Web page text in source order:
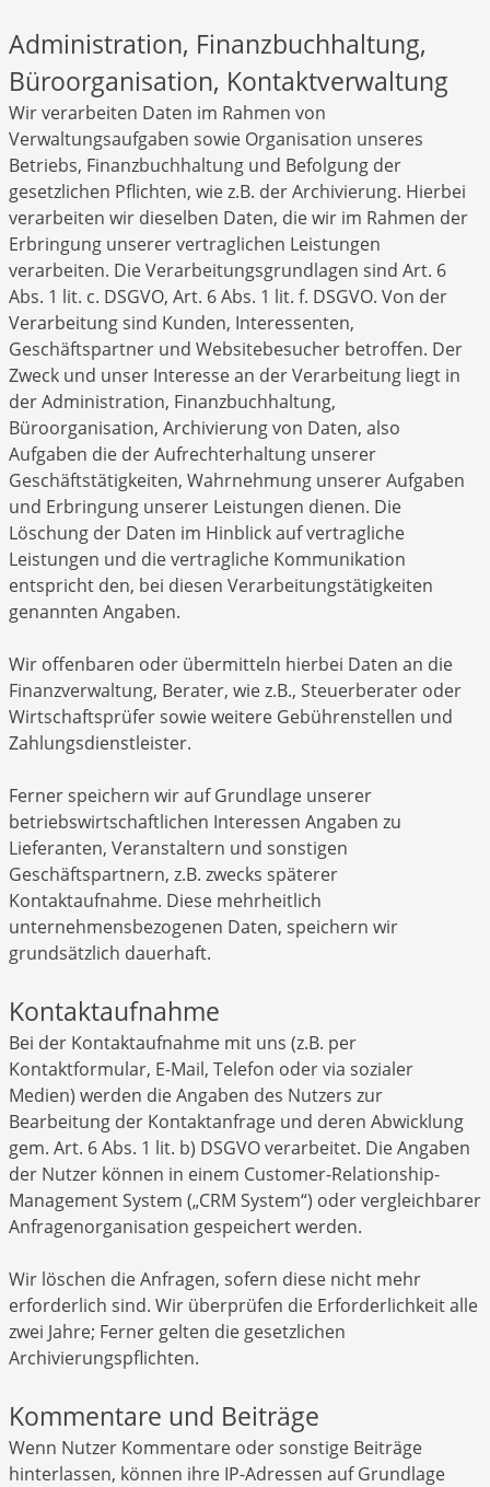
Administration, Finanzbuchhaltung,
Büroorganisation, Kontaktverwaltung
Wir verarbeiten Daten im Rahmen von
Verwaltungsaufgaben sowie Organisation unseres
Betriebs, Finanzbuchhaltung und Befolgung der
gesetzlichen Pflichten, wie z.B. der Archivierung. Hierbei
verarbeiten wir dieselben Daten, die wir im Rahmen der
Erbringung unserer vertraglichen Leistungen
verarbeiten. Die Verarbeitungsgrundlagen sind Art. 6
Abs. 1 lit. c. DSGVO, Art. 6 Abs. 1 lit. f. DSGVO. Von der
Verarbeitung sind Kunden, Interessenten,
Geschäftspartner und Websitebesucher betroffen. Der
Zweck und unser Interesse an der Verarbeitung liegt in
der Administration, Finanzbuchhaltung,
Büroorganisation, Archivierung von Daten, also
Aufgaben die der Aufrechterhaltung unserer
Geschäftstätigkeiten, Wahrnehmung unserer Aufgaben
und Erbringung unserer Leistungen dienen. Die
Löschung der Daten im Hinblick auf vertragliche
Leistungen und die vertragliche Kommunikation
entspricht den, bei diesen Verarbeitungstätigkeiten
genannten Angaben.
Wir offenbaren oder übermitteln hierbei Daten an die
Finanzverwaltung, Berater, wie z.B., Steuerberater oder
Wirtschaftsprüfer sowie weitere Gebührenstellen und
Zahlungsdienstleister.
Ferner speichern wir auf Grundlage unserer
betriebswirtschaftlichen Interessen Angaben zu
Lieferanten, Veranstaltern und sonstigen
Geschäftspartnern, z.B. zwecks späterer
Kontaktaufnahme. Diese mehrheitlich
unternehmensbezogenen Daten, speichern wir
grundsätzlich dauerhaft.
Kontaktaufnahme
Bei der Kontaktaufnahme mit uns (z.B. per
Kontaktformular, E-Mail, Telefon oder via sozialer
Medien) werden die Angaben des Nutzers zur
Bearbeitung der Kontaktanfrage und deren Abwicklung
gem. Art. 6 Abs. 1 lit. b) DSGVO verarbeitet. Die Angaben
der Nutzer können in einem Customer-Relationship-
Management System („CRM System“) oder vergleichbarer
Anfragenorganisation gespeichert werden.
Wir löschen die Anfragen, sofern diese nicht mehr
erforderlich sind. Wir überprüfen die Erforderlichkeit alle
zwei Jahre; Ferner gelten die gesetzlichen
Archivierungspflichten.
Kommentare und Beiträge
Wenn Nutzer Kommentare oder sonstige Beiträge
hinterlassen, können ihre IP-Adressen auf Grundlage